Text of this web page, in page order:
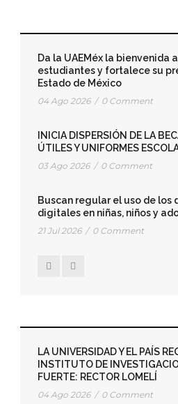
Da la UAEMéx la bienvenida
estudiantes y fortalece su
Estado de México
04 Ago 2026 / 0 Comment
INICIA DISPERSIÓN DE LA
ÚTILES Y UNIFORMES
03 Ago 2026 / 0 Comment
Buscan regular el uso de los
digitales en niñas, niños y
21 Jul 2026 / 0 Comment
LA CULTURA Y LAS
LA UNIVERSIDAD Y EL PAÍS
INSTITUTO DE
FUERTE: RECTOR LOMELÍ
04 Ago 2026 / 0 Comment